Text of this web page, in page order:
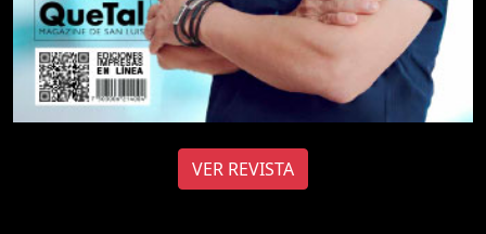
VER REVISTA